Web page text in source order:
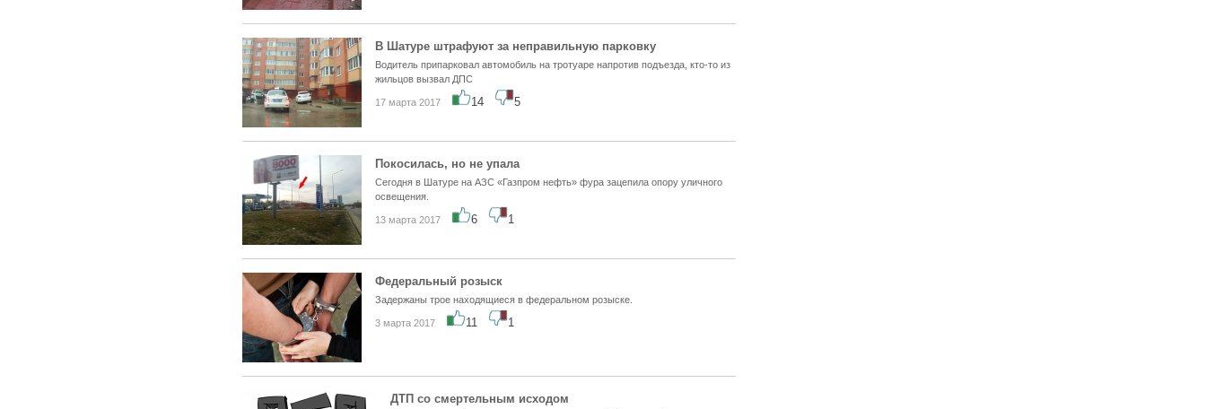
В Шатуре штрафуют за неправильную парковку
Водитель припарковал автомобиль на тротуаре напротив подъезда, кто-то из
жильцов вызвал ДПС
17 марта 2017 14 5
Покосилась, но не упала
Сегодня в Шатуре на АЗС «Газпром нефть» фура зацепила опору уличного
освещения.
13 марта 2017 6 1
Федеральный розыск
Задержаны трое находящиеся в федеральном розыске.
3 марта 2017 11 1
ДТП со смертельным исходом